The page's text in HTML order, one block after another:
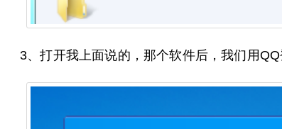
3、打开我上面说的，那个软件后，我们用